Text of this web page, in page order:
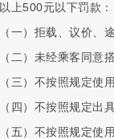
以上500元以下罚款：
（一）拒载、议价、
（二）未经乘客同意
（三）不按照规定使
（四）不按照规定出
（五）不按照规定使